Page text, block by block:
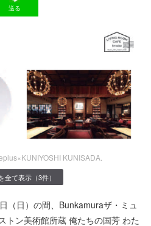
送る
KUNISADA.
全て表示（3件）
（日）の間、Bunkamuraザ・ミュ
トン美術館所蔵 俺たちの国芳 わた